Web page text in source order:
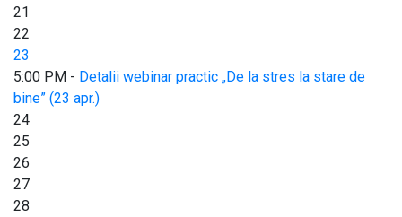
21
22
23
5:00 PM - Detalii webinar practic „De la stres la stare de
bine” (23 apr.)
24
25
26
27
28